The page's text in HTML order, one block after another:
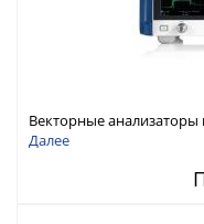
Векторные анализаторы
3000 с диапазоном
Далее